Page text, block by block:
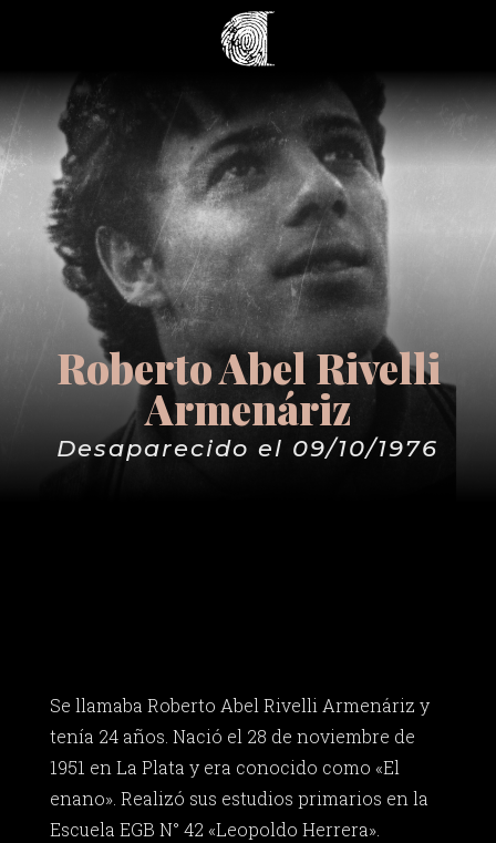
Roberto Abel Rivelli
Armenáriz
Desaparecido el 09/10/1976
Se llamaba Roberto Abel Rivelli Armenáriz y
tenía 24 años. Nació el 28 de noviembre de
1951 en La Plata y era conocido como «El
enano». Realizó sus estudios primarios en la
Escuela EGB N° 42 «Leopoldo Herrera».